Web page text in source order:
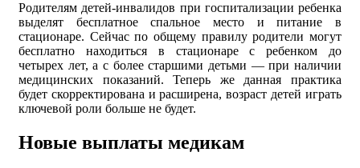
Родителям детей-инвалидов при госпитализации ребенка
выделят бесплатное спальное место и питание в
стационаре. Сейчас по общему правилу родители могут
бесплатно находиться в стационаре с ребенком до
четырех лет, а с более старшими детьми — при наличии
медицинских показаний. Теперь же данная практика
будет скорректирована и расширена, возраст детей играть
ключевой роли больше не будет.
Новые выплаты медикам